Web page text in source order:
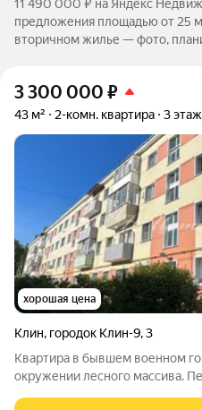
11 490 000 ₽ на Яндекс
предложения площадью от 25
вторичном жилье — фото,
3 300 000 ₽
43 м² 2-комн. квартира 3 этаж
хорошая цена
Клин, городок Клин-9,3
Квартира в бывшем военном
окружении лесного массива.